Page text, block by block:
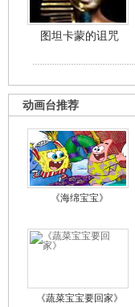
图坦卡蒙的诅咒
动画台推荐
《海绵宝宝》
《蔬菜宝宝要回家》